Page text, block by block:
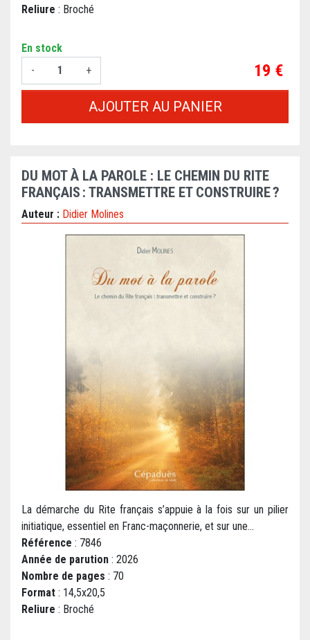
Reliure : Broché
En stock
-
+ Prix
19 €
AJOUTER AU PANIER
DU MOT À LA PAROLE : LE CHEMIN DU RITE
FRANÇAIS : TRANSMETTRE ET CONSTRUIRE ?
Auteur : Didier Molines
La démarche du Rite français s’appuie à la fois sur un pilier
initiatique, essentiel en Franc-maçonnerie, et sur une...
Référence : 7846
Année de parution : 2026
Nombre de pages : 70
Format : 14,5x20,5
Reliure : Broché